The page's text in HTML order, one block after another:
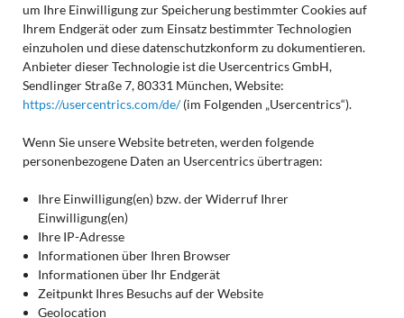
um Ihre Einwilligung zur Speicherung bestimmter Cookies auf
Ihrem Endgerät oder zum Einsatz bestimmter Technologien
einzuholen und diese datenschutzkonform zu dokumentieren.
Anbieter dieser Technologie ist die Usercentrics GmbH,
Sendlinger Straße 7, 80331 München, Website:
https://usercentrics.com/de/(im Folgenden „Usercentrics“).
Wenn Sie unsere Website betreten, werden folgende
personenbezogene Daten an Usercentrics übertragen:
Ihre Einwilligung(en) bzw. der Widerruf Ihrer
Einwilligung(en)
Ihre IP-Adresse
Informationen über Ihren Browser
Informationen über Ihr Endgerät
Zeitpunkt Ihres Besuchs auf der Website
Geolocation